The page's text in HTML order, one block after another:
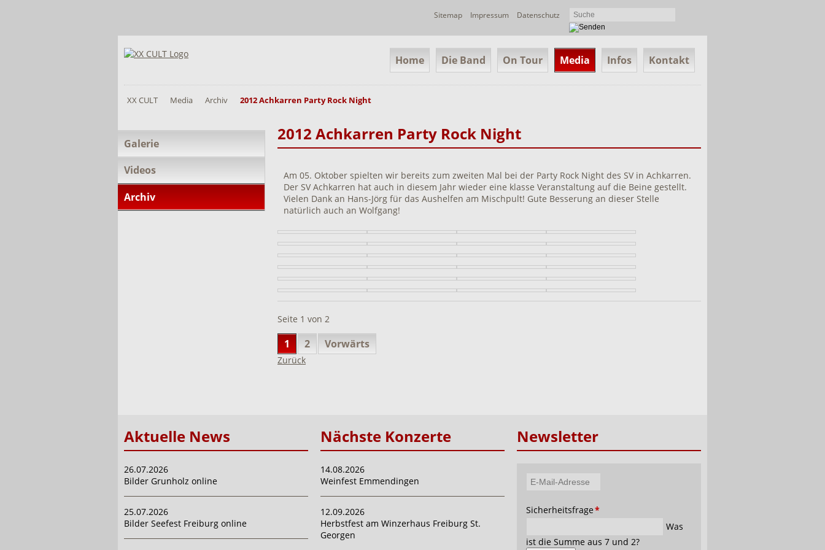
Navigation
Sitemap Impressum Datenschutz
überspringen
Home Die Band On Tour Media Infos Kontakt
XX CULT Media Archiv 2012 Achkarren Party Rock Night
2012 Achkarren Party Rock Night
Am 05. Oktober spielten wir bereits zum zweiten Mal bei der Party Rock Night des SV in Achkarren.
Der SV Achkarren hat auch in diesem Jahr wieder eine klasse Veranstaltung auf die Beine gestellt.
Vielen Dank an Hans-Jörg für das Aushelfen am Mischpult! Gute Besserung an dieser Stelle
natürlich auch an Wolfgang!
Seite 1 von 2
1 2 Vorwärts
Zurück
Navigation
überspringen
Galerie
Videos
Archiv
Aktuelle News
26.07.2026
Bilder Grunholz online
25.07.2026
Bilder Seefest Freiburg online
Nächste Konzerte
14.08.2026
Weinfest Emmendingen
12.09.2026
Herbstfest am Winzerhaus Freiburg St.
Georgen
Newsletter
Adresse
Pflichtfeld
Sicherheitsfrage*
Was
ist die Summe aus 7 und 2?